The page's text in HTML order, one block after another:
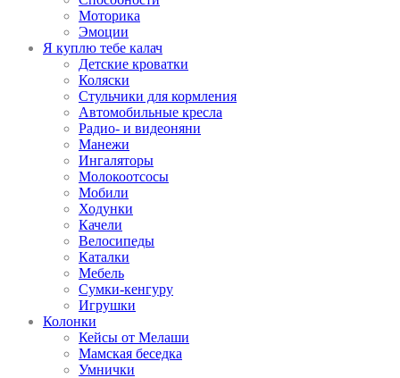
Моторика
Эмоции
Я куплю тебе калач
Детские кроватки
Коляски
Стульчики для кормления
Автомобильные кресла
Радио- и видеоняни
Манежи
Ингаляторы
Молокоотсосы
Мобили
Ходунки
Качели
Велосипеды
Каталки
Мебель
Сумки-кенгуру
Игрушки
Колонки
Кейсы от Мелаши
Мамская беседка
Умнички